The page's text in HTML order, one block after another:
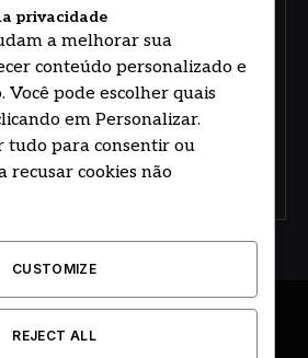
responsabilidade.
nossos termos e acordo de
POR HOSTING PRIME BRASIL
privacidade
a melhorar sua
conteúdo personalizado e
Você pode escolher quais
em Personalizar.
tudo para consentir ou
recusar cookies não
CUSTOMIZE
REJECT ALL